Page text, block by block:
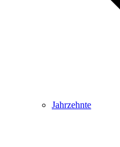
Jahrzehnte